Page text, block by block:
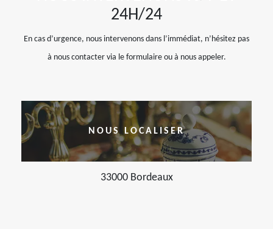
24H/24
En cas d’urgence, nous intervenons dans l’immédiat, n’hésitez pas
à nous contacter via le formulaire ou à nous appeler.
NOUS LOCALISER
33000 Bordeaux